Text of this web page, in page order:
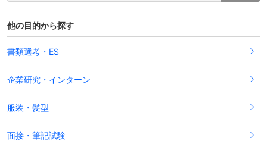
他の目的から探す
書類選考・ES
企業研究・インターン
服装・髪型
面接・筆記試験